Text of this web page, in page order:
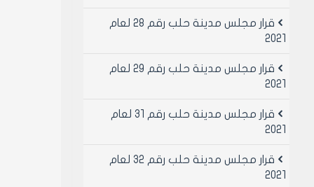
قرار مجلس مدينة حلب رقم 28 لعام
2021
قرار مجلس مدينة حلب رقم 29 لعام
2021
قرار مجلس مدينة حلب رقم 31 لعام
2021
قرار مجلس مدينة حلب رقم 32 لعام
2021